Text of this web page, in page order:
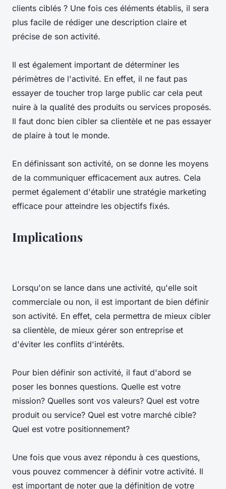
clients ciblés ? Une fois ces éléments établis, il sera
plus facile de rédiger une description claire et
précise de son activité.
Il est également important de déterminer les
périmètres de l'activité. En effet, il ne faut pas
essayer de toucher trop large public car cela peut
nuire à la qualité des produits ou services proposés.
Il faut donc bien cibler sa clientèle et ne pas essayer
de plaire à tout le monde.
En définissant son activité, on se donne les moyens
de la communiquer efficacement aux autres. Cela
permet également d'établir une stratégie marketing
efficace pour atteindre les objectifs fixés.
Implications
Lorsqu'on se lance dans une activité, qu'elle soit
commerciale ou non, il est important de bien définir
son activité. En effet, cela permettra de mieux cibler
sa clientèle, de mieux gérer son entreprise et
d'éviter les conflits d'intérêts.
Pour bien définir son activité, il faut d'abord se
poser les bonnes questions. Quelle est votre
mission? Quelles sont vos valeurs? Quel est votre
produit ou service? Quel est votre marché cible?
Quel est votre positionnement?
Une fois que vous avez répondu à ces questions,
vous pouvez commencer à définir votre activité. Il
est important de noter que la définition de votre